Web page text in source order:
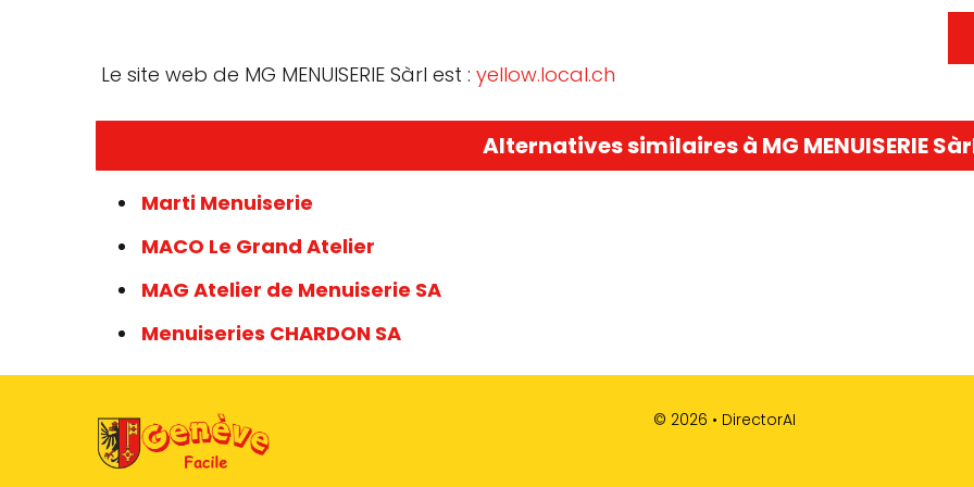
Le site web de MG MENUISERIE Sàrl est : yellow.local.ch
Alternatives similaires à MG MENUISERIE
Marti Menuiserie
MACO Le Grand Atelier
MAG Atelier de Menuiserie SA
Menuiseries CHARDON SA
© 2026 • DirectorAI